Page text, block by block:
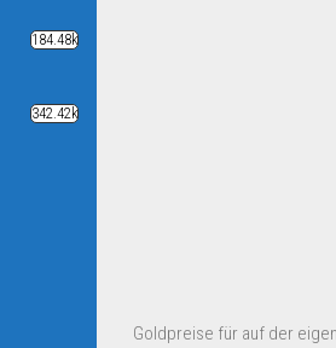
Goldpreise für auf der
184.48k
342.42k